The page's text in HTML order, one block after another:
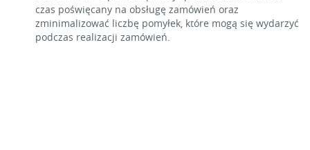
czas poświęcany na obsługę zamówień oraz
zminimalizować liczbę pomyłek, które mogą się wydarzyć
podczas realizacji zamówień.